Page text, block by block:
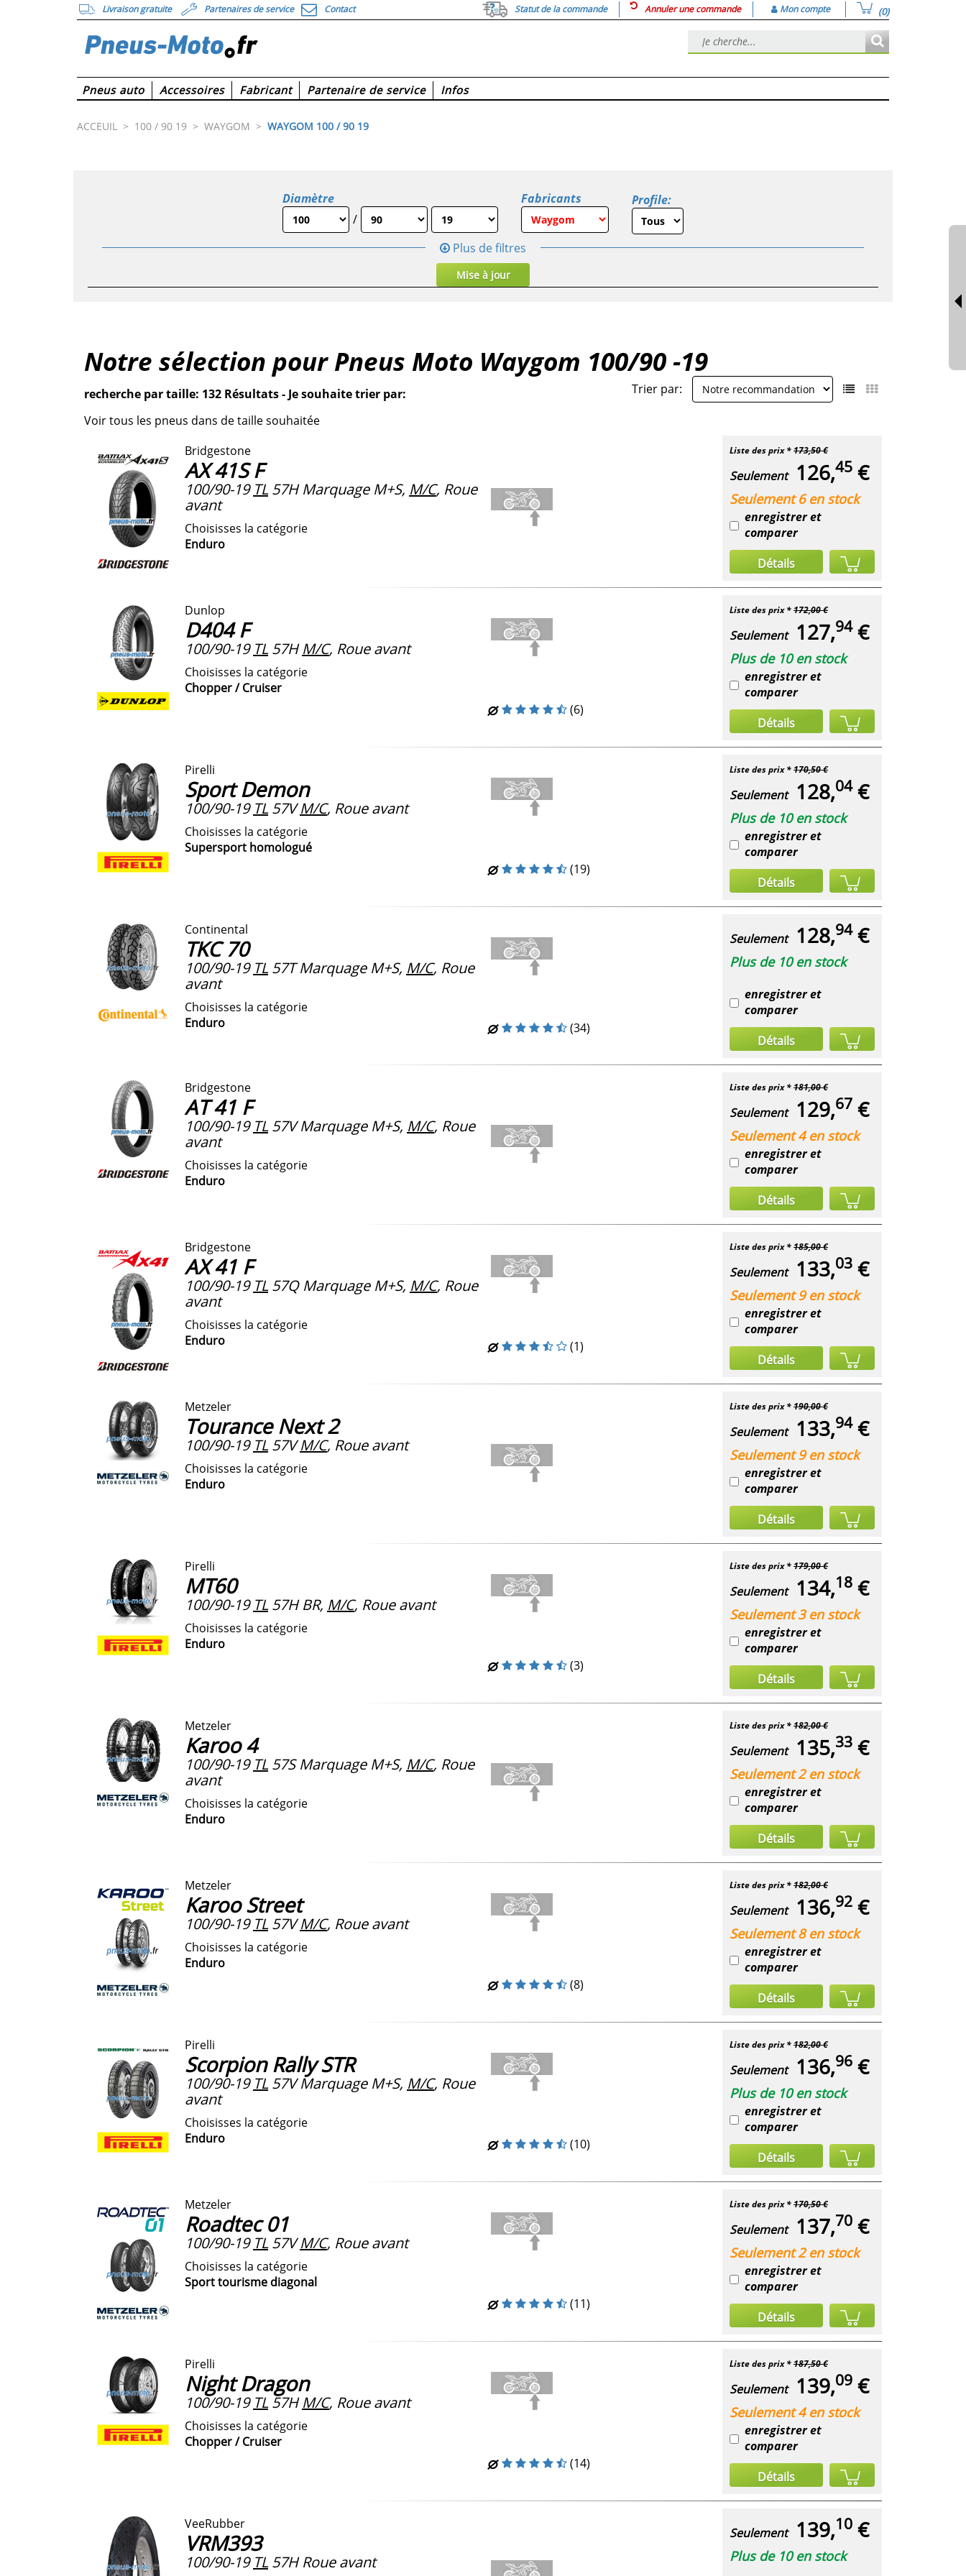
Livraison gratuite Partenaires de service Contact Statut de la commande Annuler une commande Mon compte (0)
Pneus auto Accessoires Fabricant Partenaire de service Infos
ACCEUIL > 100 / 90 19 > WAYGOM > WAYGOM 100 / 90 19
Diamètre
/
Fabricants Profile:
Plus de filtres
Mise à jour
Notre sélection pour Pneus Moto Waygom 100/90 -19
recherche par taille: 132 Résultats - Je souhaite trier par:
Trier par:
Voir tous les pneus dans de taille souhaitée
Bridgestone
AX 41S F
100/90-19 TL57H Marquage M+S, M/C, Roue
avant
Choisisses la catégorie
Enduro
Liste des prix *173,50 €
Seulement 126,45 €
Seulement 6 en stock
enregistrer et
comparer
Détails
Dunlop
D404 F
100/90-19 TL57H M/C, Roue avant
Choisisses la catégorie
Chopper / Cruiser
(6)
Liste des prix *172,00 €
Seulement 127,94€
Plus de 10 en stock
enregistrer et
comparer
Détails
Pirelli
Sport Demon
100/90-19 TL57V M/C, Roue avant
Choisisses la catégorie
Supersport homologué
(19)
Liste des prix *170,50 €
Seulement 128,04€
Plus de 10 en stock
enregistrer et
comparer
Détails
Continental
TKC 70
100/90-19 TL57T Marquage M+S, M/C, Roue
avant
Choisisses la catégorie
Enduro
(34)
Seulement 128,94€
Plus de 10 en stock
enregistrer et
comparer
Détails
Bridgestone
AT 41 F
100/90-19 TL57V Marquage M+S, M/C, Roue
avant
Choisisses la catégorie
Enduro
Liste des prix *181,00 €
Seulement 129,67 €
Seulement 4 en stock
enregistrer et
comparer
Détails
Bridgestone
AX 41 F
100/90-19 TL57Q Marquage M+S, M/C, Roue
avant
Choisisses la catégorie
Enduro
(1)
Liste des prix *185,00 €
Seulement 133,03 €
Seulement 9 en stock
enregistrer et
comparer
Détails
Metzeler
Tourance Next 2
100/90-19 TL57V M/C, Roue avant
Choisisses la catégorie
Enduro
Liste des prix *190,00 €
Seulement 133,94€
Seulement 9 en stock
enregistrer et
comparer
Détails
Pirelli
MT60
100/90-19 TL57H BR, M/C, Roue avant
Choisisses la catégorie
Enduro
(3)
Liste des prix *179,00 €
Seulement 134,18 €
Seulement 3 en stock
enregistrer et
comparer
Détails
Metzeler
Karoo 4
100/90-19 TL57S Marquage M+S, M/C, Roue
avant
Choisisses la catégorie
Enduro
Liste des prix *182,00 €
Seulement 135,33 €
Seulement 2 en stock
enregistrer et
comparer
Détails
Metzeler
Karoo Street
100/90-19 TL57V M/C, Roue avant
Choisisses la catégorie
Enduro
(8)
Liste des prix *182,00 €
Seulement 136,92 €
Seulement 8 en stock
enregistrer et
comparer
Détails
Pirelli
Scorpion Rally STR
100/90-19 TL57V Marquage M+S, M/C, Roue
avant
Choisisses la catégorie
Enduro
(10)
Liste des prix *182,00 €
Seulement 136,96 €
Plus de 10 en stock
enregistrer et
comparer
Détails
Metzeler
Roadtec 01
100/90-19 TL57V M/C, Roue avant
Choisisses la catégorie
Sport tourisme diagonal
(11)
Liste des prix *170,50 €
Seulement 137,70 €
Seulement 2 en stock
enregistrer et
comparer
Détails
Pirelli
Night Dragon
100/90-19 TL57H M/C, Roue avant
Choisisses la catégorie
Chopper / Cruiser
(14)
Liste des prix *187,50 €
Seulement 139,09 €
Seulement 4 en stock
enregistrer et
comparer
Détails
VeeRubber
VRM393
100/90-19 TL57H Roue avant
Seulement 139,10 €
Plus de 10 en stock